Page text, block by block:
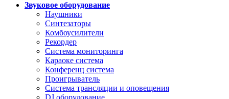
Звуковое оборудование
Наушники
Синтезаторы
Комбоусилители
Рекордер
Система мониторинга
Караоке система
Конференц система
Проигрыватель
Система трансляции и оповещения
DJ оборудование